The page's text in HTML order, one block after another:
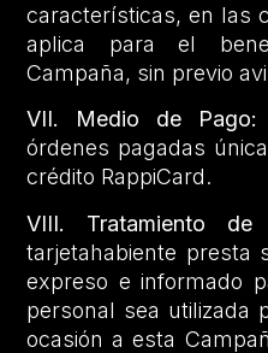
características, en las
aplica para el
Campaña, sin previo
VII. Medio de Pago:
órdenes pagadas
crédito RappiCard.
VIII. Tratamiento de
tarjetahabiente presta
expreso e informado
personal sea utilizada
ocasión a esta